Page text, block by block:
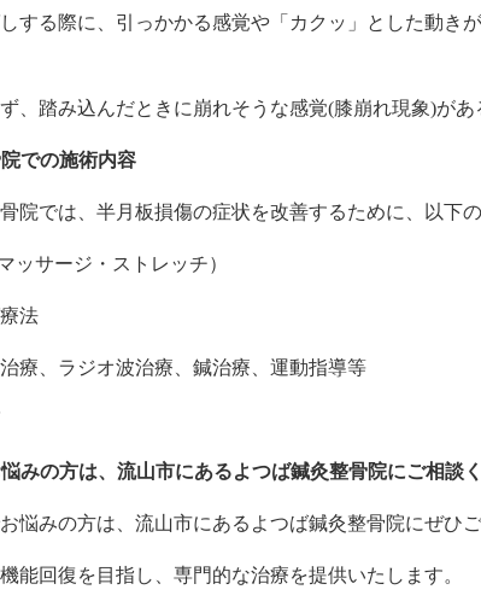
する際に、引っかかる感覚や「カクッ」とした動きが
、踏み込んだときに崩れそうな感覚(膝崩れ現象)があ
での施術内容
院では、半月板損傷の症状を改善するために、以下
ッサージ・ストレッチ）
法
療、ラジオ波治療、鍼治療、運動指導等
みの方は、流山市にあるよつば鍼灸整骨院にご相談く
悩みの方は、流山市にあるよつば鍼灸整骨院にぜひご
能回復を目指し、専門的な治療を提供いたします。